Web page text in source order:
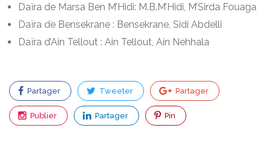
Daïra de Marsa Ben M’Hidi: M.B.M’Hidi, M’Sirda Fouaga
Daïra de Bensekrane : Bensekrane, Sidi Abdelli
Daïra d’Ain Tellout : Ain Tellout, Ain Nehhala
Partager Tweeter Partager
Publier Partager Pin